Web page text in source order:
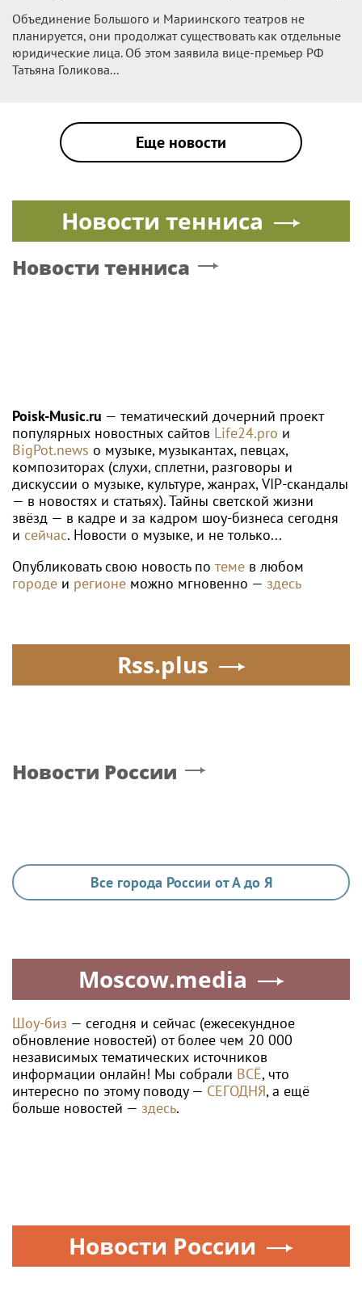
Объединение Большого и Мариинского театров не
планируется, они продолжат существовать как отдельные
юридические лица. Об этом заявила вице-премьер РФ
Татьяна Голикова...
Еще новости
Новости тенниса
Новости тенниса
Poisk-Music.ru — тематический дочерний проект
популярных новостных сайтов Life24.pro и
BigPot.news о музыке, музыкантах, певцах,
композиторах (слухи, сплетни, разговоры и
дискуссии о музыке, культуре, жанрах, VIP-скандалы
— в новостях и статьях). Тайны светской жизни
звёзд — в кадре и за кадром шоу-бизнеса сегодня
и сейчас. Новости о музыке, и не только...
Опубликовать свою новость по теме в любом
городе и регионе можно мгновенно — здесь
Rss.plus
Новости России
Все города России от А до Я
Moscow.media
Шоу-биз — сегодня и сейчас (ежесекундное
обновление новостей) от более чем 20 000
независимых тематических источников
информации онлайн! Мы собрали ВСЁ, что
интересно по этому поводу — СЕГОДНЯ, а ещё
больше новостей — здесь.
Новости России